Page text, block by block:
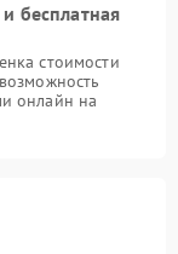
бесплатная
стоимости
онлайн на